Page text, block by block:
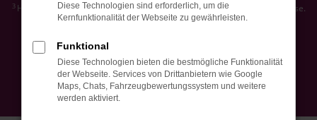
3 Hierbei handelt es sich um ein Leasing-Angebot. Preise sind Bruttopreise.
Irrtümer vorbehalten.
Impressum
© 2026 Autohaus Peter Ebner GmbH | Am Mühlebach 5 | DE-79774
Albbruck | info@autohausebner.de |Webdesign by audaris.de
Diese Technologien sind erforderlich, um die
Kernfunktionalität der Webseite zu gewährleisten.
Funktional
Diese Technologien bieten die bestmögliche Funktionalität
der Webseite. Services von Drittanbietern wie Google
Maps, Chats, Fahrzeugbewertungssystem und weitere
werden aktiviert.